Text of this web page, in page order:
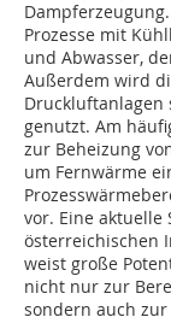
Prozesse mit
und Abwasser,
Außerdem wird
Druckluftanlagen
genutzt. Am
zur Beheizung
um Fernwärme
vor. Eine aktuelle
österreichischen
weist große
nicht nur zur
sondern auch